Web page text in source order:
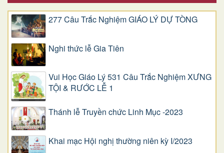
277 Câu Trắc Nghiệm GIÁO LÝ DỰ TÒNG
Nghi thức lễ Gia Tiên
Vui Học Giáo Lý 531 Câu Trắc Nghiệm XƯNG
TỘI & RƯỚC LỄ 1
Thánh lễ Truyền chức Linh Mục -2023
Khai mạc Hội nghị thường niên kỳ I/2023